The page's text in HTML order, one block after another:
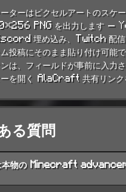
ターはピクセルアートのスケ
PNG を出力します —
埋め込み、Twitch 配信
投稿にそのまま貼り付け可能
は、フィールドが事前に入力
を開く AlaCraft 共有リンク
る質問
本物の Minecraft